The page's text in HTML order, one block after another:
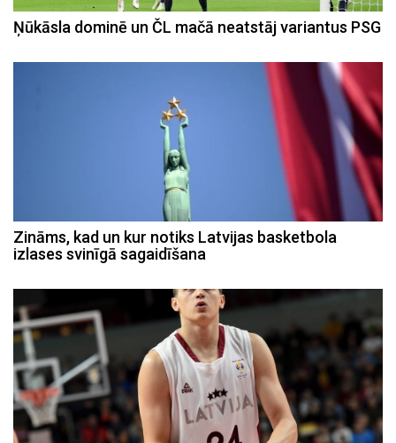
Ņūkāsla dominē un ČL mačā neatstāj variantus PSG
Zināms, kad un kur notiks Latvijas basketbola
izlases svinīgā sagaidīšana